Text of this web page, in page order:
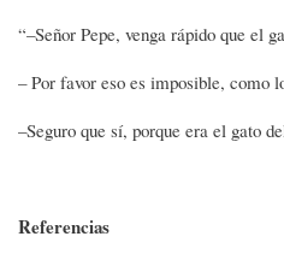
“–Señor Pepe, venga rápido que el
– Por favor eso es imposible, como
–Seguro que sí, porque era el gato
Referencias